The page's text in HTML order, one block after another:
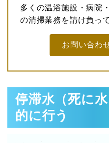
多くの温浴施設・病院
の清掃業務を請け負っ
お問い合わ
停滞水（死に
的に行う